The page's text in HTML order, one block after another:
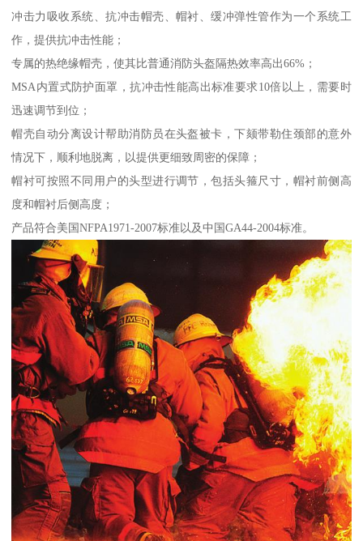
冲击力吸收系统、抗冲击帽壳、帽衬、缓冲弹性管作为一个系统工
作，提供抗冲击性能；
专属的热绝缘帽壳，使其比普通消防头盔隔热效率高出66%；
MSA内置式防护面罩，抗冲击性能高出标准要求10倍以上，需要时
迅速调节到位；
帽壳自动分离设计帮助消防员在头盔被卡，下颏带勒住颈部的意外
情况下，顺利地脱离，以提供更细致周密的保障；
帽衬可按照不同用户的头型进行调节，包括头箍尺寸，帽衬前侧高
度和帽衬后侧高度；
产品符合美国NFPA1971-2007标准以及中国GA44-2004标准。